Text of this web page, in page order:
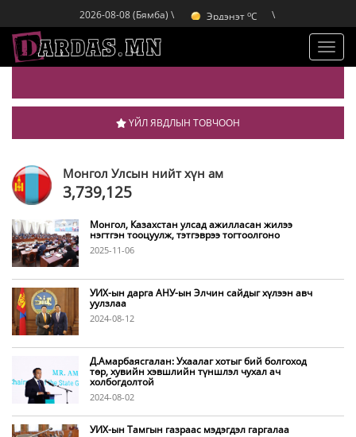
2026-08-08 (Бямба) \
Эрдэнэт oC
Улаанбаатар oC
\
ҮЙЛ ЯВДЛЫН ТОВЧООН
Монгол Улсын нийт хүн ам
3,739,125
Монгол, Казахстан улсад ажилласан жилээ
нэгтгэн тооцуулж, тэтгэврээ тогтоолгоно
2025-11-06
УИХ-ын дарга АНУ-ын Элчин сайдыг хүлээн авч
уулзлаа
2024-08-12
Д.Амарбаясгалан: Ухаалаг хотыг бий болгоход
төр, хувийн хэвшлийн түншлэл чухал ач
холбогдолтой
2024-08-02
УИХ-ын Тамгын газраас мэдэгдэл гаргалаа